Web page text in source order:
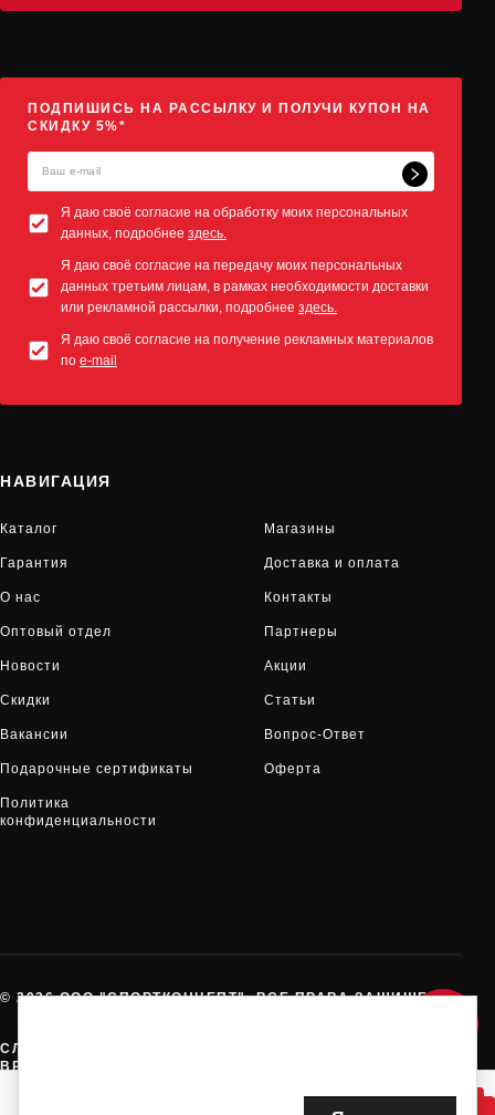
ПОДПИШИСЬ НА РАССЫЛКУ И ПОЛУЧИ КУПОН НА
СКИДКУ 5%*
Я даю своё согласие на обработку моих персональных
данных, подробнее здесь.
Я даю своё согласие на передачу моих персональных
данных третьим лицам, в рамках необходимости доставки
или рекламной рассылки, подробнее здесь.
Я даю своё согласие на получение рекламных материалов
по e-mail
НАВИГАЦИЯ
Каталог Магазины
Гарантия Доставка и оплата
О нас Контакты
Оптовый отдел Партнеры
Новости Акции
Скидки Статьи
Вакансии Вопрос-Ответ
Подарочные сертификаты Оферта
Политика
конфиденциальности
© 2026 ООО "СПОРТКОНЦЕПТ". ВСЕ ПРАВА ЗАЩИЩЕНЫ
СЛУЖБА ПОДДЕРЖКИ:
ВРЕМЯ РАБОТЫ: